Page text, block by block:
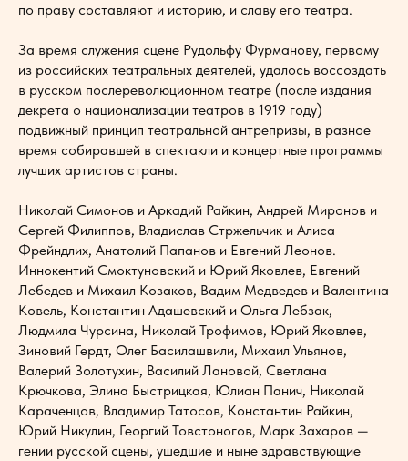
по праву составляют и историю, и славу его театра.
За время служения сцене Рудольфу Фурманову, первому
из российских театральных деятелей, удалось воссоздать
в русском послереволюционном театре (после издания
декрета о национализации театров в 1919 году)
подвижный принцип театральной антрепризы, в разное
время собиравшей в спектакли и концертные программы
лучших артистов страны.
Николай Симонов и Аркадий Райкин, Андрей Миронов и
Сергей Филиппов, Владислав Стржельчик и Алиса
Фрейндлих, Анатолий Папанов и Евгений Леонов.
Иннокентий Смоктуновский и Юрий Яковлев, Евгений
Лебедев и Михаил Козаков, Вадим Медведев и Валентина
Ковель, Константин Адашевский и Ольга Лебзак,
Людмила Чурсина, Николай Трофимов, Юрий Яковлев,
Зиновий Гердт, Олег Басилашвили, Михаил Ульянов,
Валерий Золотухин, Василий Лановой, Светлана
Крючкова, Элина Быстрицкая, Юлиан Панич, Николай
Караченцов, Владимир Татосов, Константин Райкин,
Юрий Никулин, Георгий Товстоногов, Марк Захаров —
гении русской сцены, ушедшие и ныне здравствующие